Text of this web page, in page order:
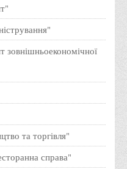
соціальна психологія"
з громадкістю"